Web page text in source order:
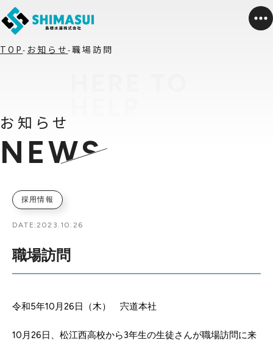
TOP お知らせ 職場訪問
お知らせ
NEWS
採用情報
DATE: 2023.10.26
職場訪問
令和5年10月26日（木） 宍道本社
10月26日、松江西高校から3年生の生徒さんが職場訪問に来